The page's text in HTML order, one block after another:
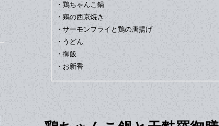
・鶏ちゃんこ鍋
・鶏の西京焼き
・サーモンフライと鶏の唐揚げ
・うどん
・御飯
・お新香